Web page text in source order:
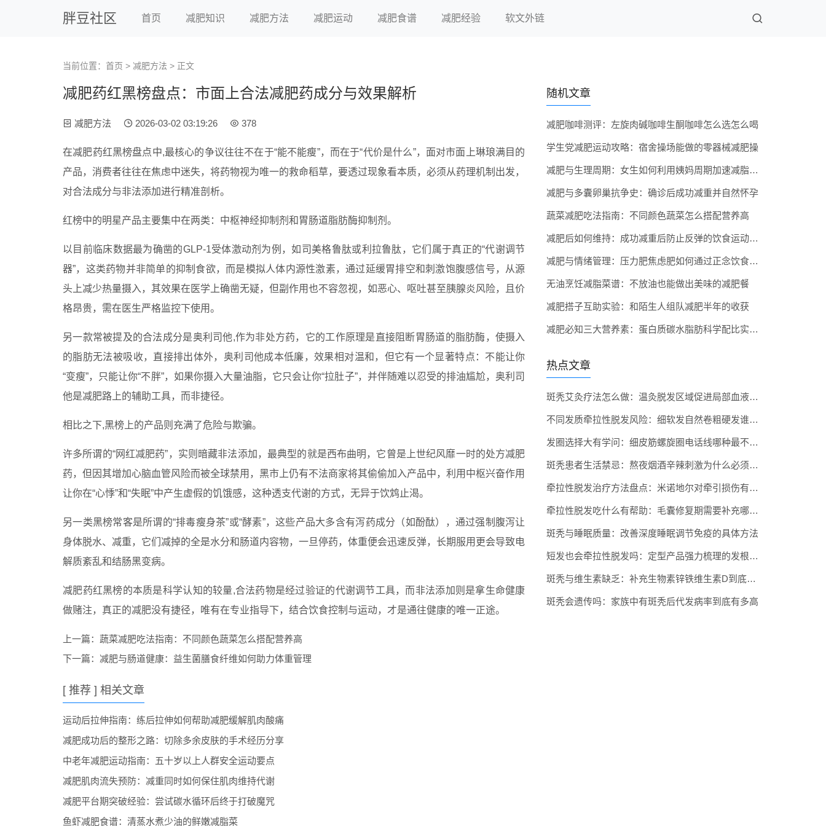
胖豆社区 首页 减肥知识 减肥方法 减肥运动 减肥食谱 减肥经验 软文外链
当前位置： 首页 > 减肥方法 > 正文
减肥药红黑榜盘点：市面上合法减肥药成分与效果解析
减肥方法 2026-03-02 03:19:26 378
在减肥药红黑榜盘点中,最核心的争议往往不在于“能不能瘦”，而在于“代价是什么”，面对市面上琳琅满目的
产品，消费者往往在焦虑中迷失，将药物视为唯一的救命稻草，要透过现象看本质，必须从药理机制出发，
对合法成分与非法添加进行精准剖析。
红榜中的明星产品主要集中在两类：中枢神经抑制剂和胃肠道脂肪酶抑制剂。
以目前临床数据最为确凿的GLP-1受体激动剂为例，如司美格鲁肽或利拉鲁肽，它们属于真正的“代谢调节
器”，这类药物并非简单的抑制食欲，而是模拟人体内源性激素，通过延缓胃排空和刺激饱腹感信号，从源
头上减少热量摄入，其效果在医学上确凿无疑，但副作用也不容忽视，如恶心、呕吐甚至胰腺炎风险，且价
格昂贵，需在医生严格监控下使用。
另一款常被提及的合法成分是奥利司他,作为非处方药，它的工作原理是直接阻断胃肠道的脂肪酶，使摄入
的脂肪无法被吸收，直接排出体外，奥利司他成本低廉，效果相对温和，但它有一个显著特点：不能让你
“变瘦”，只能让你“不胖”，如果你摄入大量油脂，它只会让你“拉肚子”，并伴随难以忍受的排油尴尬，奥利司
他是减肥路上的辅助工具，而非捷径。
相比之下,黑榜上的产品则充满了危险与欺骗。
许多所谓的“网红减肥药”，实则暗藏非法添加，最典型的就是西布曲明，它曾是上世纪风靡一时的处方减肥
药，但因其增加心脑血管风险而被全球禁用，黑市上仍有不法商家将其偷偷加入产品中，利用中枢兴奋作用
让你在“心悸”和“失眠”中产生虚假的饥饿感，这种透支代谢的方式，无异于饮鸩止渴。
另一类黑榜常客是所谓的“排毒瘦身茶”或“酵素”，这些产品大多含有泻药成分（如酚酞），通过强制腹泻让
身体脱水、减重，它们减掉的全是水分和肠道内容物，一旦停药，体重便会迅速反弹，长期服用更会导致电
解质紊乱和结肠黑变病。
减肥药红黑榜的本质是科学认知的较量,合法药物是经过验证的代谢调节工具，而非法添加则是拿生命健康
做赌注，真正的减肥没有捷径，唯有在专业指导下，结合饮食控制与运动，才是通往健康的唯一正途。
上一篇： 蔬菜减肥吃法指南：不同颜色蔬菜怎么搭配营养高
下一篇： 减肥与肠道健康：益生菌膳食纤维如何助力体重管理
[ 推荐 ] 相关文章
运动后拉伸指南：练后拉伸如何帮助减肥缓解肌肉酸痛
减肥成功后的整形之路：切除多余皮肤的手术经历分享
中老年减肥运动指南：五十岁以上人群安全运动要点
减肥肌肉流失预防：减重同时如何保住肌肉维持代谢
减肥平台期突破经验：尝试碳水循环后终于打破魔咒
鱼虾减肥食谱：清蒸水煮少油的鲜嫩减脂菜
随机文章
减肥咖啡测评：左旋肉碱咖啡生酮咖啡怎么选怎么喝
学生党减肥运动攻略：宿舍操场能做的零器械减肥操
减肥与生理周期：女生如何利用姨妈周期加速减脂效率
减肥与多囊卵巢抗争史：确诊后成功减重并自然怀孕
蔬菜减肥吃法指南：不同颜色蔬菜怎么搭配营养高
减肥后如何维持：成功减重后防止反弹的饮食运动策略
减肥与情绪管理：压力肥焦虑肥如何通过正念饮食来改善
无油烹饪减脂菜谱：不放油也能做出美味的减肥餐
减肥搭子互助实验：和陌生人组队减肥半年的收获
减肥必知三大营养素：蛋白质碳水脂肪科学配比实战计算
热点文章
斑秃艾灸疗法怎么做：温灸脱发区域促进局部血液循环
不同发质牵拉性脱发风险：细软发自然卷粗硬发谁更容易秃
发圈选择大有学问：细皮筋螺旋圈电话线哪种最不伤头发
斑秃患者生活禁忌：熬夜烟酒辛辣刺激为什么必须避免
牵拉性脱发治疗方法盘点：米诺地尔对牵引损伤有效果吗
牵拉性脱发吃什么有帮助：毛囊修复期需要补充哪些营养
斑秃与睡眠质量：改善深度睡眠调节免疫的具体方法
短发也会牵拉性脱发吗：定型产品强力梳理的发根损伤
斑秃与维生素缺乏：补充生物素锌铁维生素D到底有没有用
斑秃会遗传吗：家族中有斑秃后代发病率到底有多高